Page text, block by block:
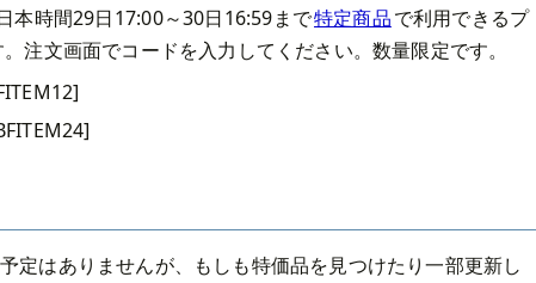
本時間29日17:00～30日16:59まで特定商品で利用できるプ
注文画面でコードを入力してください。数量限定です。
定はありませんが、もしも特価品を見つけたり一部更新し